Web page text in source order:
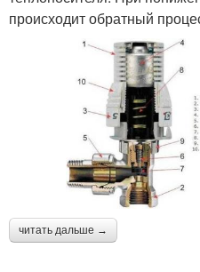
происходит обратный
читать дальше →